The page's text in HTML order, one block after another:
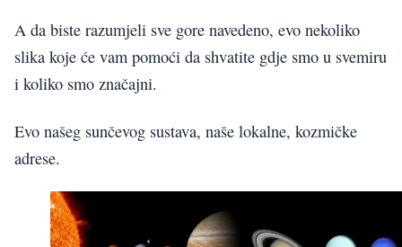
A da biste razumjeli sve gore navedeno, evo nekoliko
slika koje će vam pomoći da shvatite gdje smo u svemiru
i koliko smo značajni.
Evo našeg sunčevog sustava, naše lokalne, kozmičke
adrese.